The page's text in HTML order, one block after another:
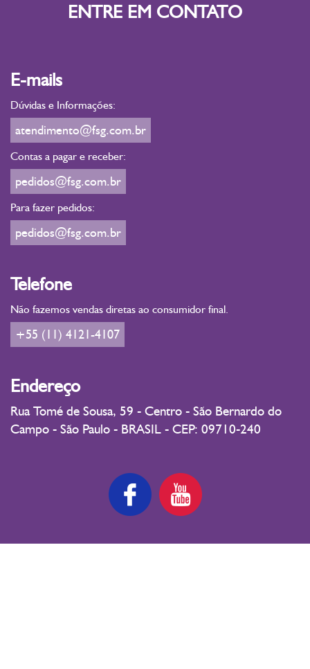
ENTRE EM CONTATO
E-mails
Dúvidas e Informações:
atendimento@fsg.com.br
Contas a pagar e receber:
pedidos@fsg.com.br
Para fazer pedidos:
pedidos@fsg.com.br
Telefone
Não fazemos vendas diretas ao consumidor final.
+55 (11) 4121-4107
Endereço
Rua Tomé de Sousa, 59 - Centro - São Bernardo do
Campo - São Paulo - BRASIL - CEP: 09710-240